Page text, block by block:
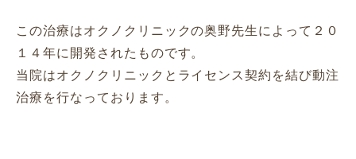
この治療はオクノクリニックの奥野先生によって２０
１４年に開発されたものです。
当院はオクノクリニックとライセンス契約を結び動注
治療を行なっております。